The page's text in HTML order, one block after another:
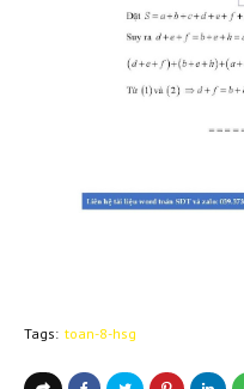
Tags: toan-8-hsg